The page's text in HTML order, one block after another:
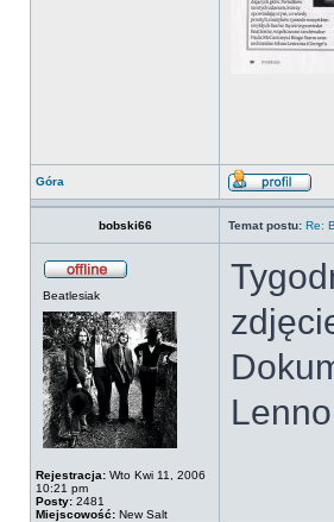
Góra
bobski66 Temat postu: Re:
Beatlesiak
Rejestracja: Wto Kwi 11, 2006
10:21 pm
Posty: 2481
Miejscowość: New Salt